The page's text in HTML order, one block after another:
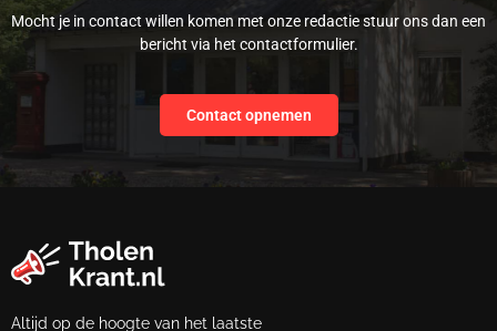
Mocht je in contact willen komen met onze redactie stuur ons dan een
bericht via het contactformulier.
Contact opnemen
Altijd op de hoogte van het laatste